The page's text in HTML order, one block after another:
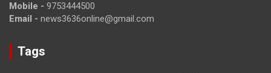
Mobile - 9753444500
Email - news3636online@gmail.com
Tags